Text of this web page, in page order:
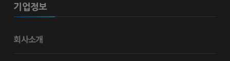
기업정보
회사소개